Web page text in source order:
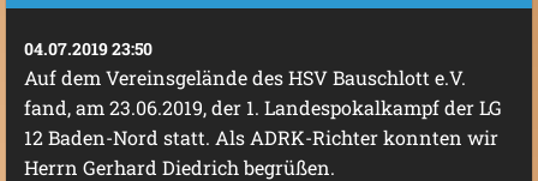
04.07.2019 23:50
Auf dem Vereinsgelände des HSV Bauschlott e.V.
fand, am 23.06.2019, der 1. Landespokalkampf der LG
12 Baden-Nord statt. Als ADRK-Richter konnten wir
Herrn Gerhard Diedrich begrüßen.